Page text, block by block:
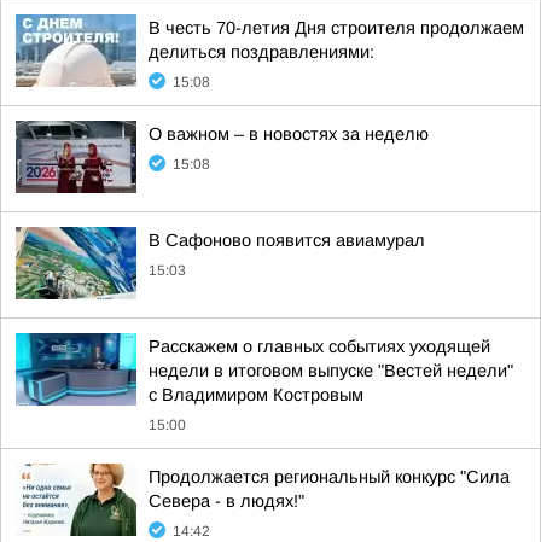
В честь 70-летия Дня строителя продолжаем
делиться поздравлениями:
15:08
О важном – в новостях за неделю
15:08
В Сафоново появится авиамурал
15:03
Расскажем о главных событиях уходящей
недели в итоговом выпуске "Вестей недели"
с Владимиром Костровым
15:00
Продолжается региональный конкурс "Сила
Севера - в людях!"
14:42